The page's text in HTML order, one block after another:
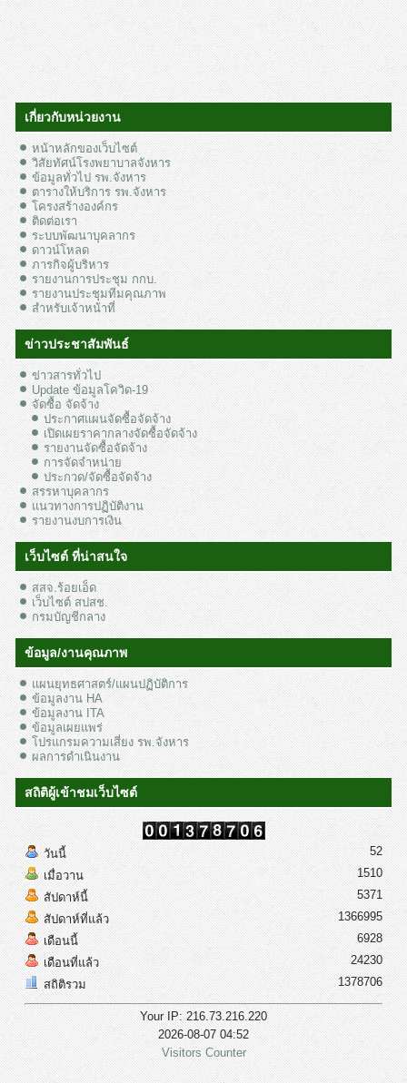
เกี่ยวกับหน่วยงาน
หน้าหลักของเว็บไซต์
วิสัยทัศน์โรงพยาบาลจังหาร
ข้อมูลทั่วไป รพ.จังหาร
ตารางให้บริการ รพ.จังหาร
โครงสร้างองค์กร
ติดต่อเรา
ระบบพัฒนาบุคลากร
ดาวน์โหลด
ภารกิจผู้บริหาร
รายงานการประชุม กกบ.
รายงานประชุมทีมคุณภาพ
สำหรับเจ้าหน้าที่
ข่าวประชาสัมพันธ์
ข่าวสารทั่วไป
Update ข้อมูลโควิด-19
จัดซื้อ จัดจ้าง
ประกาศแผนจัดซื้อจัดจ้าง
เปิดเผยราคากลางจัดซื้อจัดจ้าง
รายงานจัดซื้อจัดจ้าง
การจัดจำหน่าย
ประกวด/จัดซื้อจัดจ้าง
สรรหาบุคลากร
แนวทางการปฏิบัติงาน
รายงานงบการเงิน
เว็บไซต์ ที่น่าสนใจ
สสจ.ร้อยเอ็ด
เว็บไซต์ สปสช.
กรมบัญชีกลาง
ข้อมูล/งานคุณภาพ
แผนยุทธศาสตร์/แผนปฏิบัติการ
ข้อมูลงาน HA
ข้อมูลงาน ITA
ข้อมูลเผยแพร่
โปรแกรมความเสี่ยง รพ.จังหาร
ผลการดำเนินงาน
สถิติผู้เข้าชมเว็บไซต์
วันนี้
เมื่อวาน
สัปดาห์นี้
สัปดาห์ที่แล้ว
เดือนนี้
เดือนที่แล้ว
สถิติรวม
52
1510
5371
1366995
6928
24230
1378706
Your IP: 216.73.216.220
2026-08-07 04:52
Visitors Counter